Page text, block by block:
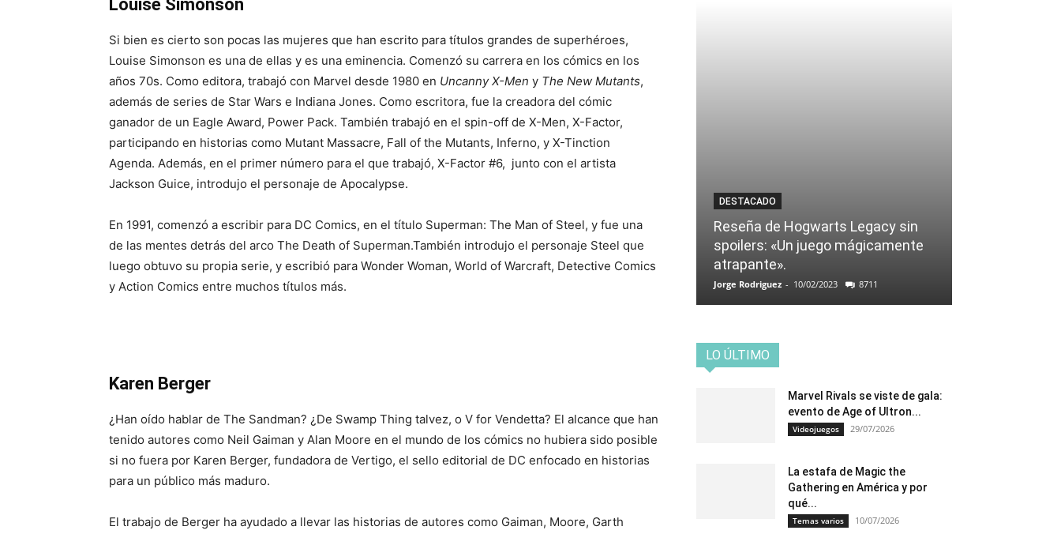
Louise Simonson
Si bien es cierto son pocas las mujeres que han escrito para títulos grandes de superhéroes,
Louise Simonson es una de ellas y es una eminencia. Comenzó su carrera en los cómics en los
años 70s. Como editora, trabajó con Marvel desde 1980 en Uncanny X-Men y The New Mutants,
además de series de Star Wars e Indiana Jones. Como escritora, fue la creadora del cómic
ganador de un Eagle Award, Power Pack. También trabajó en el spin-off de X-Men, X-Factor,
participando en historias como Mutant Massacre, Fall of the Mutants, Inferno, y X-Tinction
Agenda. Además, en el primer número para el que trabajó, X-Factor #6, junto con el artista
Jackson Guice, introdujo el personaje de Apocalypse.
En 1991, comenzó a escribir para DC Comics, en el título Superman: The Man of Steel, y fue una
de las mentes detrás del arco The Death of Superman.También introdujo el personaje Steel que
luego obtuvo su propia serie, y escribió para Wonder Woman, World of Warcraft, Detective Comics
y Action Comics entre muchos títulos más.
Karen Berger
¿Han oído hablar de The Sandman? ¿De Swamp Thing talvez, o V for Vendetta? El alcance que han
tenido autores como Neil Gaiman y Alan Moore en el mundo de los cómics no hubiera sido posible
si no fuera por Karen Berger, fundadora de Vertigo, el sello editorial de DC enfocado en historias
para un público más maduro.
El trabajo de Berger ha ayudado a llevar las historias de autores como Gaiman, Moore, Garth
DESTACADO
Reseña de Hogwarts Legacy sin
spoilers: «Un juego mágicamente
atrapante».
Jorge Rodriguez - 10/02/2023 8711
LO ÚLTIMO
Marvel Rivals se viste de gala:
evento de Age of Ultron...
Videojuegos 29/07/2026
La estafa de Magic the
Gathering en América y por
qué...
Temas varios 10/07/2026